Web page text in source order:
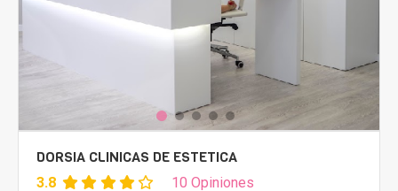
DORSIA CLINICAS DE ESTETICA
3.8 10 Opiniones